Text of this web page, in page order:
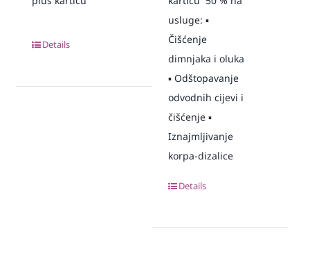
Details
usluge: ▪️
Čišćenje
dimnjaka i oluka
▪️ Odštopavanje
odvodnih cijevi i
čišćenje ▪️
Iznajmljivanje
korpa-dizalice
Details